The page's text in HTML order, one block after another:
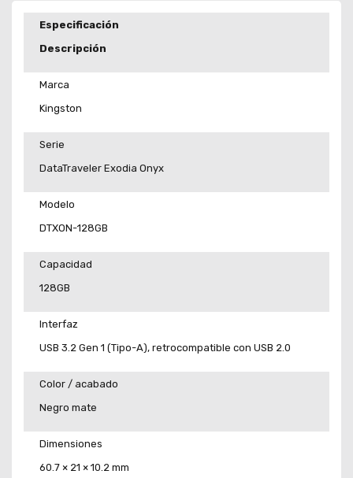
Especificación
Descripción
Marca
Kingston
Serie
DataTraveler Exodia Onyx
Modelo
DTXON-128GB
Capacidad
128GB
Interfaz
USB 3.2 Gen 1 (Tipo-A), retrocompatible con USB 2.0
Color / acabado
Negro mate
Dimensiones
60.7 × 21 × 10.2 mm